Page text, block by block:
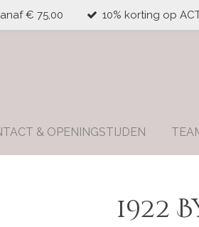
€ 75,00 10% korting op
& OPENINGSTIJDEN
1922